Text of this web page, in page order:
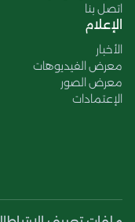
اتصل بنا
الإعلام
الأخبار
معرض الفيديوهات
معرض الصور
الإعتمادات